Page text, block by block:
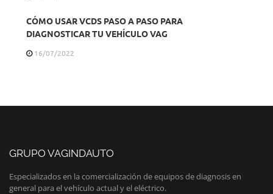
CÓMO USAR VCDS PASO A PASO PARA
DIAGNOSTICAR TU VEHÍCULO VAG
16/07/2022
GRUPO VAGINDAUTO
Especializados en la comercialización de equipos de diagnosis en
general para el vehículo actual y el eléctrico.